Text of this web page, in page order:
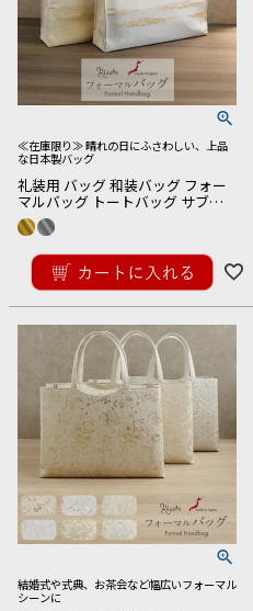
≪在庫限り≫ 晴れの日にふさわしい、上品
な日本製バッグ
礼装用 バッグ 和装バッグ フォー
マルバッグ トートバッグ サブバ
ッグ 全2色 ゴールド シルバー 金
銀 白 霞 日本製 軽い A4
11,000税込
結婚式や式典、お茶会など幅広いフォーマル
シーンに